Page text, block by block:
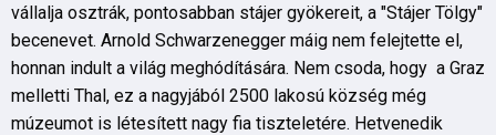
vállalja osztrák, pontosabban stájer gyökereit, a "Stájer Tölgy"
becenevet. Arnold Schwarzenegger máig nem felejtette el,
honnan indult a világ meghódítására. Nem csoda, hogy a Graz
melletti Thal, ez a nagyjából 2500 lakosú község még
múzeumot is létesített nagy fia tiszteletére. Hetvenedik